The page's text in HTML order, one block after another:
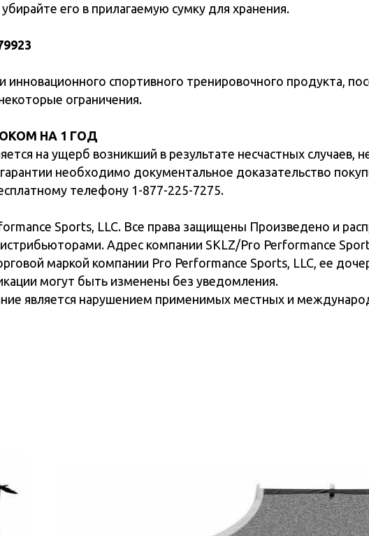
НА 1 ГОД
необходимо документальное доказательство покупки. Есть
телефону 1-877-225-7275.
Sports, LLC. Все права защищены Произведено и
Адрес компании SKLZ/Pro Performance Sports: 2081
могут быть изменены без уведомления.
нарушением применимых местных и международных
3 СЕТКА GOALSHOT